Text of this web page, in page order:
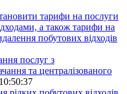
тарифи на послуги
а також тарифи на
побутових відходів
послуг з
та централізованого